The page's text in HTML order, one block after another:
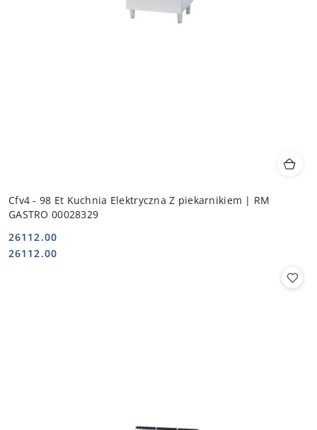
Cfv4 - 98 Et Kuchnia Elektryczna Z piekarnikiem | RM
GASTRO 00028329
Cena:
26112.00
Cena:
26112.00